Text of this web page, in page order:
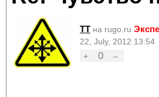
TT на rugo.ru
22, July, 2012 13:54
+
0 –